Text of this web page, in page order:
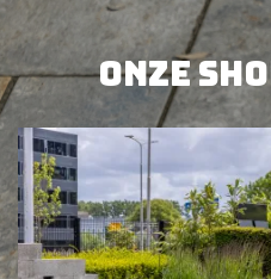
BEKIJK PRODUCT
Onze